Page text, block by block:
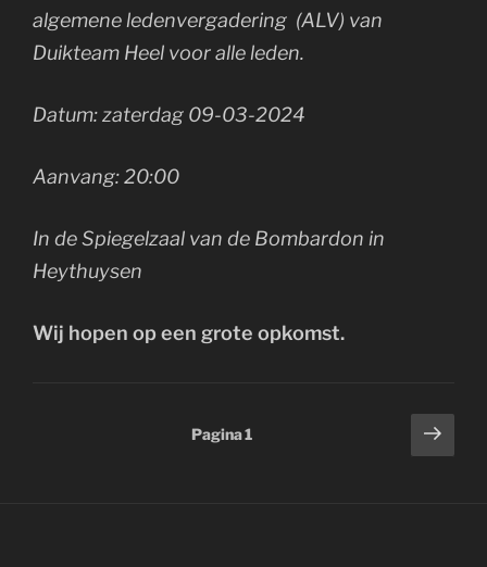
algemene ledenvergadering (ALV) van
Duikteam Heel voor alle leden.
Datum: zaterdag 09-03-2024
Aanvang: 20:00
In de Spiegelzaal van de Bombardon in
Heythuysen
Wij hopen op een grote opkomst.
Pagina1